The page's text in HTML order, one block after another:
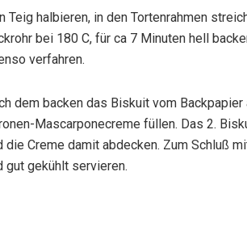
Teig halbieren, in den Tortenrahmen
bei 180 C, für ca 7 Minuten hell
verfahren.
dem backen das Biskuit vom
Mascarponecreme füllen. Das 2.
die Creme damit abdecken. Zum Schluß
gut gekühlt servieren.